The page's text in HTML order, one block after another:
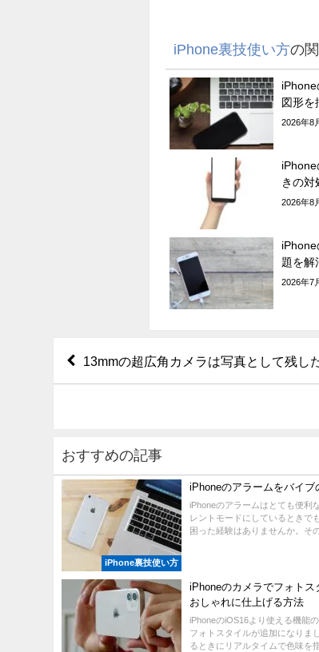
iPhone裏技使い方の
図形を
2026年8
iPhone
きの対
2026年8
iPhone
題を解
2026年7
13mmの超広角カメラは写真として残し
おすすめの記事
iPhone裏技使い方
iPhoneのアラームをバイブ
iPhoneのアラームはとても便利
レントモードにしているときで
困った経験はありませんか。そ
iPhoneのカメラでフォトス
おしゃれに仕上げる方法
iPhoneのiOS16より使える機能
フォトスタイルが追加になりま
るときにリアルタイムで色味を